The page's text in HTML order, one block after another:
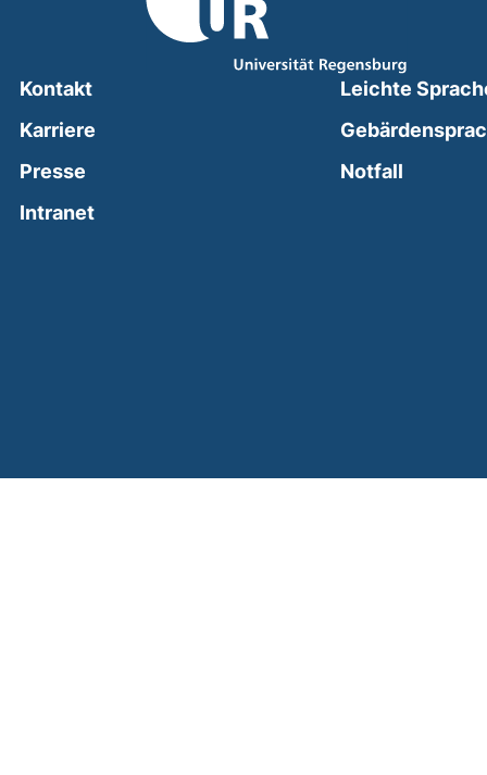
Kontakt
Karriere
Presse
Intranet(external link, opens in a new window)
Leichte
Notfall